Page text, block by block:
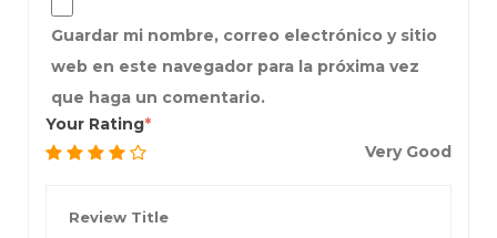
Guardar mi nombre, correo electrónico y sitio
web en este navegador para la próxima vez
que haga un comentario.
Your Rating
Very Good